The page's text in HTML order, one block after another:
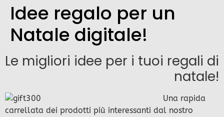
Idee regalo per un
Natale digitale!
Le migliori idee per i tuoi regali di
natale!
Una rapida
carrellata dei prodotti più interessanti dal nostro